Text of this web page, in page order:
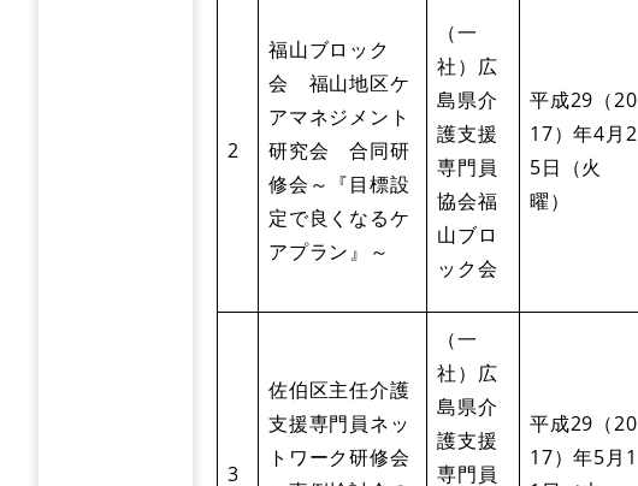
2
福山ブロック
会 福山地区ケ
アマネジメント
研究会 合同研
修会～『目標設
定で良くなるケ
アプラン』～
（一
社）広
島県介
護支援
専門員
協会福
山ブロ
ック会
平成29（20
17）年4月2
5日（火
曜）
3
佐伯区主任介護
支援専門員ネッ
トワーク研修会
（一
社）広
島県介
護支援
専門員
平成29（20
17）年5月1